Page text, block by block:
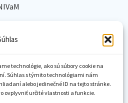
technológie, ako sú súbory cookie na
Súhlas s týmito technológiami nám
alebo jedinečné ID na tejto stránke.
ovplyvniť určité vlastnosti a funkcie.